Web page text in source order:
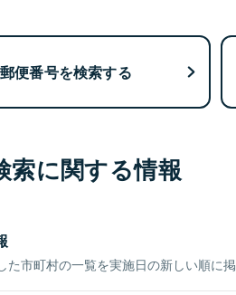
便番号を検索する
索に関する情報
た市町村の一覧を実施日の新しい順に掲